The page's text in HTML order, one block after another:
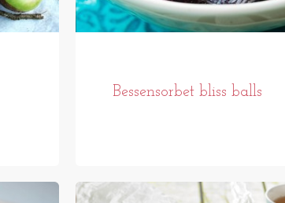
Bessensorbet bliss balls